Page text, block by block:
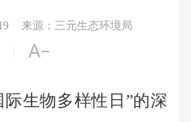
来源：三元生态环境局

生物多样性日”的深